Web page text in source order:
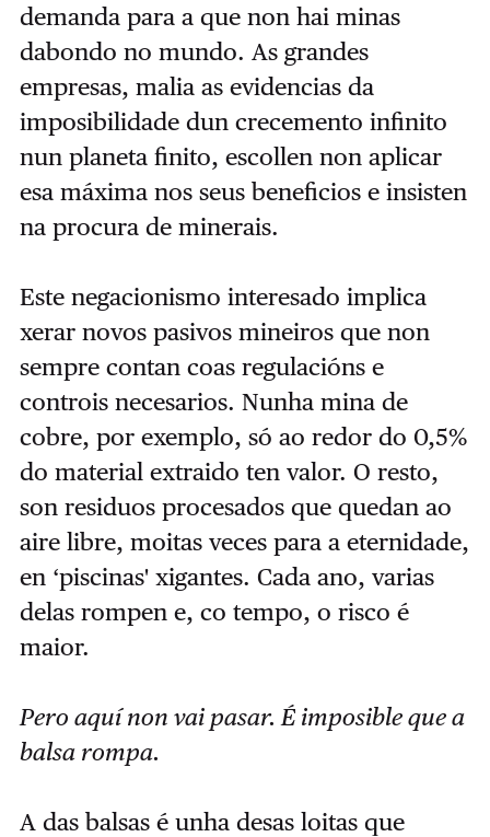
demanda para a que non hai minas
dabondo no mundo. As grandes
empresas, malia as evidencias da
imposibilidade dun crecemento infinito
nun planeta finito, escollen non aplicar
esa máxima nos seus beneficios e insisten
na procura de minerais.
Este negacionismo interesado implica
xerar novos pasivos mineiros que non
sempre contan coas regulacións e
controis necesarios. Nunha mina de
cobre, por exemplo, só ao redor do 0,5%
do material extraido ten valor. O resto,
son residuos procesados que quedan ao
aire libre, moitas veces para a eternidade,
en ‘piscinas' xigantes. Cada ano, varias
delas rompen e, co tempo, o risco é
maior.
Pero aquí non vai pasar. É imposible que a
balsa rompa.
A das balsas é unha desas loitas que